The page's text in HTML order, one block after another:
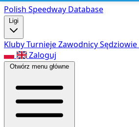
Polish Speedway Database
Ligi
KlubyTurniejeZawodnicySędziowie
Zaloguj
Otwórz menu główne